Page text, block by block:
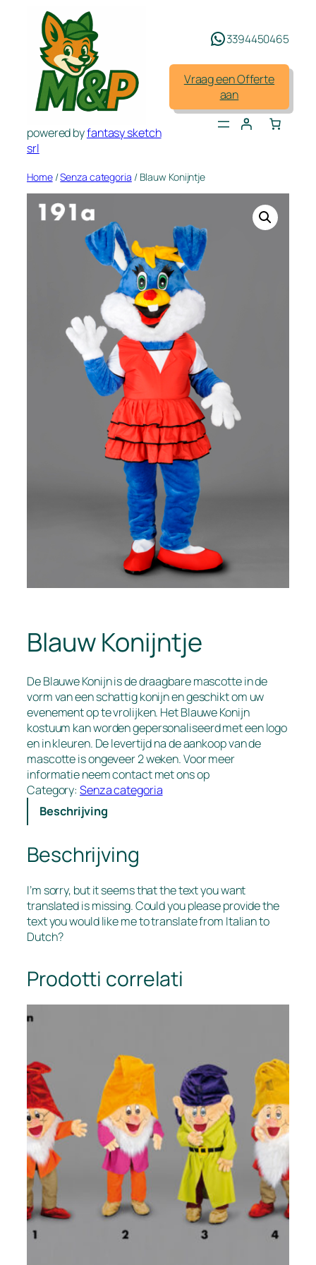
powered byfantasy sketch
srl
3394450465
Vraag een Offerte
aan
Home/Senza categoria / Blauw Konijntje
Blauw Konijntje
De Blauwe Konijn is de draagbare mascotte in de
vorm van een schattig konijn en geschikt om uw
evenement op te vrolijken. Het Blauwe Konijn
kostuum kan worden gepersonaliseerd met een logo
en in kleuren. De levertijd na de aankoop van de
mascotte is ongeveer 2 weken. Voor meer
informatie neem contact met ons op
Category:Senza categoria
Beschrijving
Beschrijving
I’m sorry, but it seems that the text you want
translated is missing. Could you please provide the
text you would like me to translate from Italian to
Dutch?
Prodotti correlati